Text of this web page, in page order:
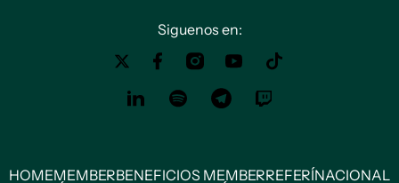
Siguenos en:
HOMEMEMBERBENEFICIOS MEMBERREFERÍNACIONAL